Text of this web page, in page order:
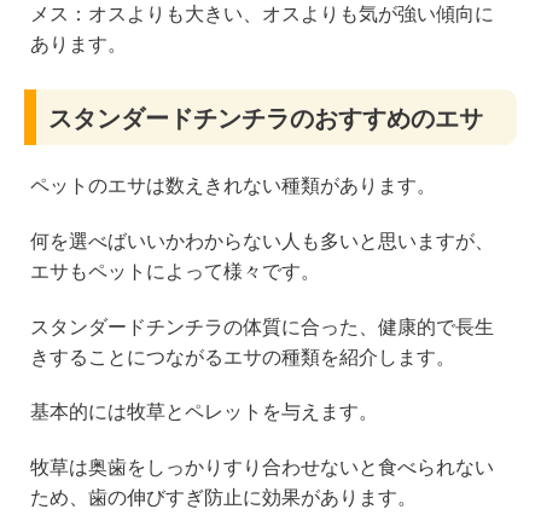
メス：オスよりも大きい、オスよりも気が強い傾向に
あります。
スタンダードチンチラのおすすめのエサ
ペットのエサは数えきれない種類があります。
何を選べばいいかわからない人も多いと思いますが、
エサもペットによって様々です。
スタンダードチンチラの体質に合った、健康的で長生
きすることにつながるエサの種類を紹介します。
基本的には牧草とペレットを与えます。
牧草は奥歯をしっかりすり合わせないと食べられない
ため、歯の伸びすぎ防止に効果があります。